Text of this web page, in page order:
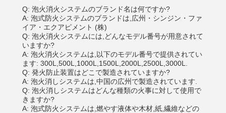
Q: 泡火消火システムのブランド名は何ですか?
A: 泡式防火システムのブランドは,広州・シンジン・ファ
イア・エクアピメント (株)
Q: 泡火消火システムには,どんなモデル番号が用意されて
いますか?
A: 泡火消火システムは,以下のモデル番号で提供されてい
ます: 300L,500L,1000L,1500L,2000L,2500L,3000L.
Q: 発火防止装置はどこで製造されていますか?
A: 泡火消しシステムは,中国の広州で製造されています.
Q: 泡火消しシステムはどんな種類の火事に対して使用で
きますか?
A: 泡式防火システムは,燃やす液体や木材,紙,繊維などの